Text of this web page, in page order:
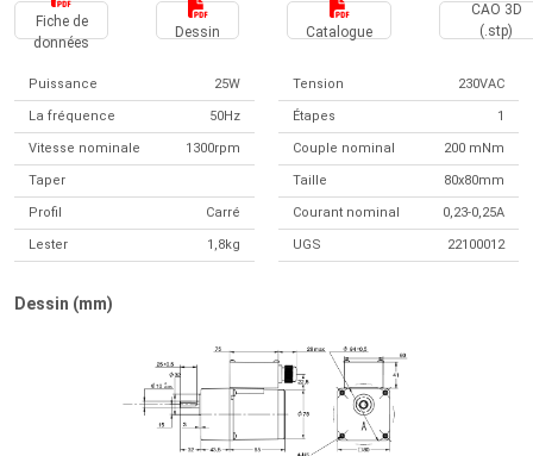
Fiche de
données
Dessin Catalogue
CAO 3D
(.stp)
Puissance 25W Tension 230VAC
La fréquence 50Hz Étapes 1
Vitesse nominale 1300rpm Couple nominal 200 mNm
Taper Taille 80x80mm
Profil Carré Courant nominal 0,23-0,25A
Lester 1,8kg UGS 22100012
Dessin (mm)